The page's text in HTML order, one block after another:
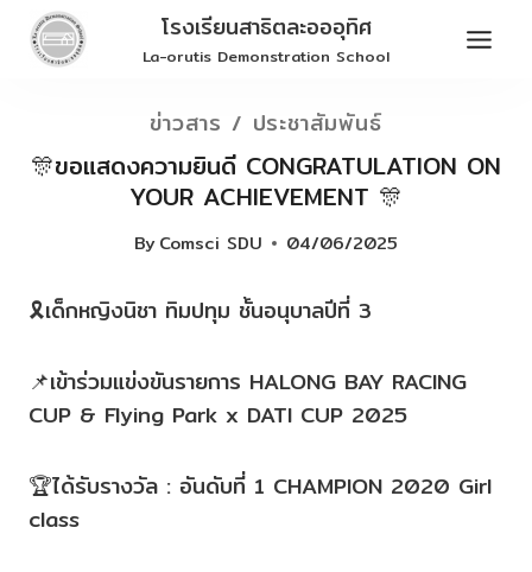
Skip
โรงเรียนสาธิตละอออุทิศ
La-orutis Demonstration School
ข่าวสาร / ประชาสัมพันธ์
🎊ขอแสดงความยินดี CONGRATULATION ON
YOUR ACHIEVEMENT 🎊
ByComsci SDU 04/06/2025
🎗เด็กหญิงนิชา ทิมปทุม ชั้นอนุบาลปีที่ 3
📌เข้าร่วมแข่งขันรายการ HALONG BAY RACING
CUP & Flying Park x DATI CUP 2025
🏆ได้รับรางวัล : อันดับที่ 1 CHAMPION 2020 Girl
class